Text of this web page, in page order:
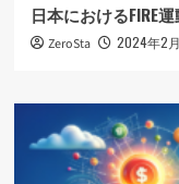
日本におけるFIRE
ZeroSta 2024年2